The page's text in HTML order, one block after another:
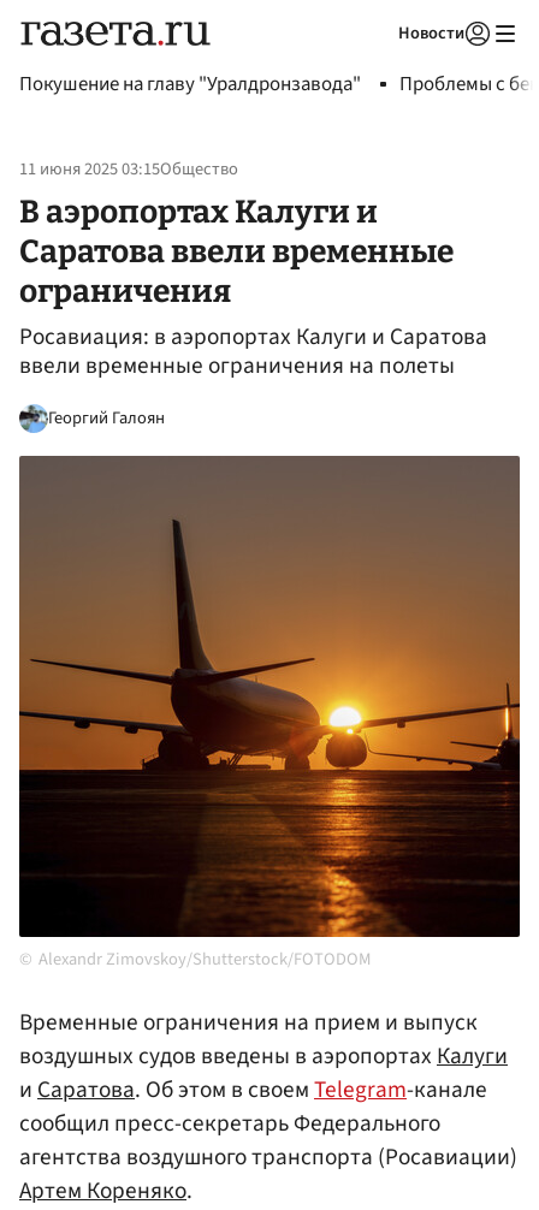
Новости
Покушение на главу "Уралдронзавода" Проблемы с
11 июня 2025 03:15Общество
В аэропортах Калуги и
Саратова ввели временные
ограничения
Росавиация: в аэропортах Калуги и Саратова
ввели временные ограничения на полеты
Георгий Галоян
Alexandr Zimovskoy/Shutterstock/FOTODOM
Временные ограничения на прием и выпуск
воздушных судов введены в аэропортахКалуги
иСаратова. Об этом в своемTelegram-канале
сообщил пресс-секретарь Федерального
агентства воздушного транспорта (Росавиации)
Артем Кореняко.